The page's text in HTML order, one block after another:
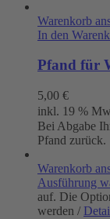
Warenkorb
In den
Pfand für
5,00 €
inkl. 19 %
Bei Abgabe
Pfand zurück.
Warenkorb
Ausführung
auf. Die
werden /